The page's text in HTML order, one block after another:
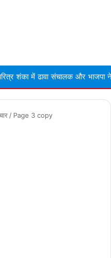
और भाजपा नेता की गोली मारकर
/ Page 3 copy